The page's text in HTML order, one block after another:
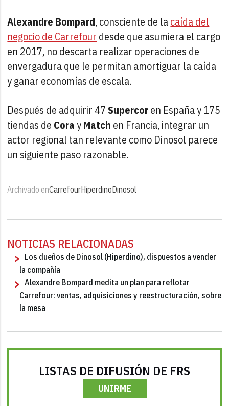
Alexandre Bompard, consciente de lacaída del
negocio de Carrefour desde que asumiera el cargo
en 2017, no descarta realizar operaciones de
envergadura que le permitan amortiguar la caída
y ganar economías de escala.
Después de adquirir 47Supercoren España y 175
tiendas de CorayMatch en Francia, integrar un
actor regional tan relevante como Dinosol parece
un siguiente paso razonable.
Archivado enCarrefourHiperdinoDinosol
NOTICIAS RELACIONADAS
Los dueños de Dinosol (Hiperdino), dispuestos a vender
la compañía
Alexandre Bompard medita un plan para reflotar
Carrefour: ventas, adquisiciones y reestructuración, sobre
la mesa
LISTAS DE DIFUSIÓN DE FRS
UNIRME